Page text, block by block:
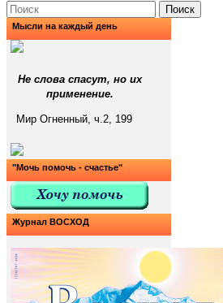
Поиск
Мысли на каждый день
Не слова спасут, но их
применение.
Мир Огненный, ч.2, 199
"Мочь помочь - счастье"
Журнал ВОСХОД